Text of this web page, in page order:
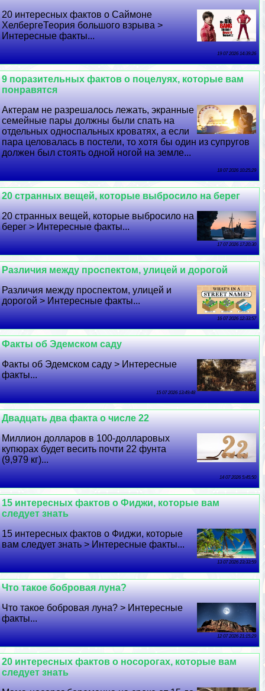
20 интересных фактов о Саймоне
ХелбергеТеория большого взрыва >
Интересные факты...
19 07 2026 14:39:26
9 поразительных фактов о поцелуях, которые вам
понравятся
Актерам не разрешалось лежать, экранные
семейные пары должны были спать на
отдельных односпальных кроватях, а если
пара целовалась в постели, то хотя бы один из супругов
должен был стоять одной ногой на земле...
18 07 2026 10:25:29
20 странных вещей, которые выбросило на берег
20 странных вещей, которые выбросило на
берег > Интересные факты...
17 07 2026 17:20:30
Различия между проспектом, улицей и дорогой
Различия между проспектом, улицей и
дорогой > Интересные факты...
16 07 2026 12:33:57
Факты об Эдемском саду
Факты об Эдемском саду > Интересные
факты...
15 07 2026 13:49:48
Двадцать два факта о числе 22
Миллион долларов в 100-долларовых
купюрах будет весить почти 22 фунта
(9,979 кг)...
14 07 2026 5:45:50
15 интересных фактов о Фиджи, которые вам
следует знать
15 интересных фактов о Фиджи, которые
вам следует знать > Интересные факты...
13 07 2026 23:33:59
Что такое бобровая луна?
Что такое бобровая луна? > Интересные
факты...
12 07 2026 21:15:29
20 интересных фактов о носорогах, которые вам
следует знать